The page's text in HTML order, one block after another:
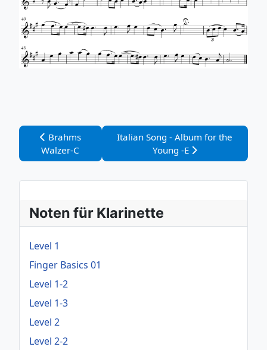
Vorheriger Beitrag: Brahms Walzer-C
Brahms
Walzer-C
Nächster Beitrag: Italian Song -
Italian Song - Album for the
Young -E
Noten für Klarinette
Level 1
Finger Basics 01
Level 1-2
Level 1-3
Level 2
Level 2-2